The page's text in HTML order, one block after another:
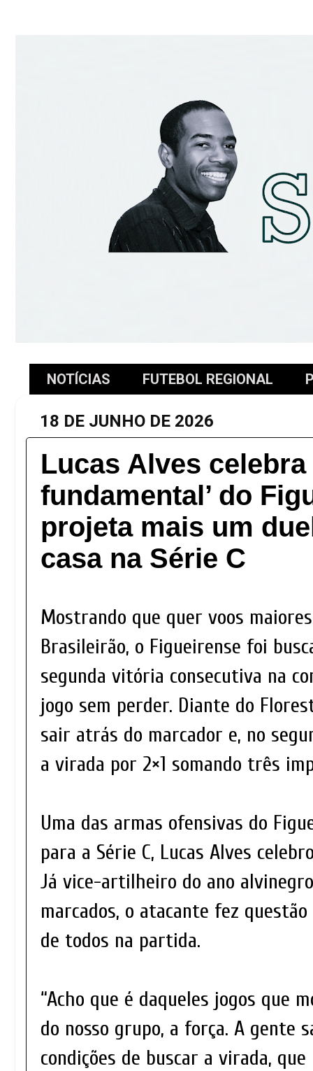
NOTÍCIAS FUTEBOL REGIONAL
18 DE JUNHO DE 2026
Lucas Alves celebra
fundamental’ do
projeta mais um
casa na Série C
Mostrando que quer voos
Brasileirão, o Figueirense foi
segunda vitória consecutiva na
jogo sem perder. Diante do
sair atrás do marcador e, no
a virada por 2×1 somando três
Uma das armas ofensivas do
para a Série C, Lucas Alves
Já vice-artilheiro do ano
marcados, o atacante fez
de todos na partida.
“Acho que é daqueles jogos que
do nosso grupo, a força. A gente
condições de buscar a virada,